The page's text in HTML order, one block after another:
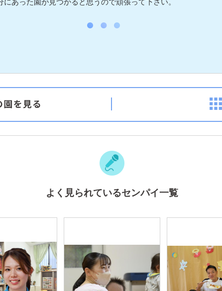
あった園が見つかると思うので頑張って下さい。
よく見られているセンパイ一覧